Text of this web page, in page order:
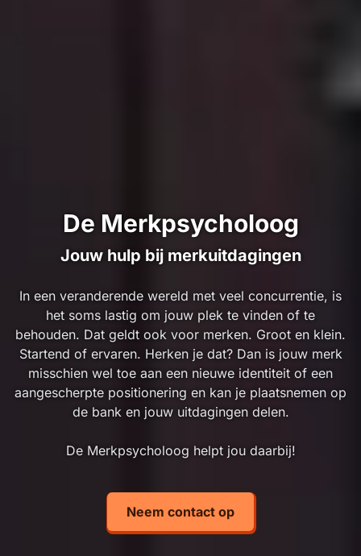
De Merkpsycholoog
Jouw hulp bij merkuitdagingen
In een veranderende wereld met veel concurrentie, is
het soms lastig om jouw plek te vinden of te
behouden. Dat geldt ook voor merken. Groot en klein.
Startend of ervaren. Herken je dat? Dan is jouw merk
misschien wel toe aan een nieuwe identiteit of een
aangescherpte positionering en kan je plaatsnemen op
de bank en jouw uitdagingen delen.
De Merkpsycholoog helpt jou daarbij!
Neem contact op